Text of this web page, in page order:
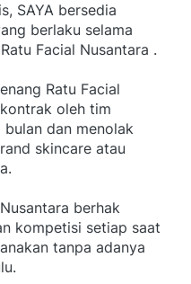
SAYA bersedia
berlaku selama
Facial Nusantara .
Ratu Facial
oleh tim
dan menolak
skincare atau
berhak
kompetisi setiap saat
tanpa adanya